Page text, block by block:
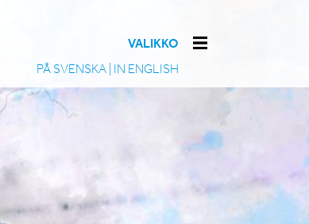
PÅ SVENSKA IN ENGLISH
VALIKKO